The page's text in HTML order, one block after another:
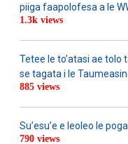
piiga faapolofesa a le
1.3k views
Tetee le to’atasi ae tolo
se tagata i le
885 views
Su’esu’e e leoleo le
790 views